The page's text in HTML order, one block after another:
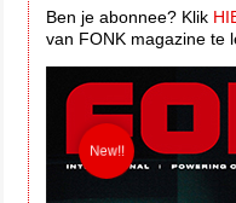
Ben je abonnee? Klik
van FONK magazine te